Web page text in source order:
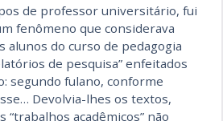
de professor universitário, fui
fenômeno que considerava
alunos do curso de pedagogia
de pesquisa” enfeitados
segundo fulano, conforme
Devolvia-lhes os textos,
“trabalhos acadêmicos” não